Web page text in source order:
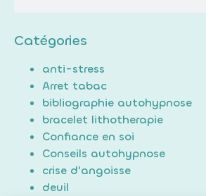
Catégories
anti-stress
Arret tabac
bibliographie autohypnose
bracelet lithotherapie
Confiance en soi
Conseils autohypnose
crise d'angoisse
deuil